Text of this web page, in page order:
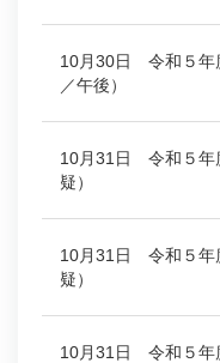
10月30日 令和５年
／午後）
10月31日 令和５年
疑）
10月31日 令和５年
疑）
10月31日 令和５年